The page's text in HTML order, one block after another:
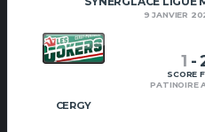
9 JANVIER
CERGY
1 -
SCORE
PATINOIRE